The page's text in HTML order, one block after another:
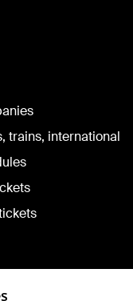
trains, international